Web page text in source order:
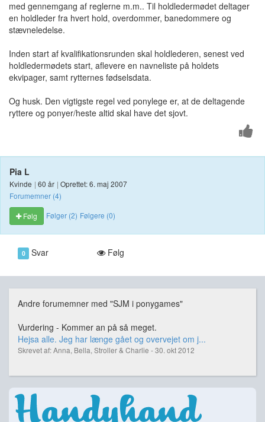
med gennemgang af reglerne m.m.. Til holdledermødet deltager
en holdleder fra hvert hold, overdommer, banedommere og
stævneledelse.
Inden start af kvalifikationsrunden skal holdlederen, senest ved
holdledermødets start, aflevere en navneliste på holdets
ekvipager, samt rytternes fødselsdata.
Og husk. Den vigtigste regel ved ponylege er, at de deltagende
ryttere og ponyer/heste altid skal have det sjovt.
Pia L
Kvinde | 60 år | Oprettet: 6. maj 2007
Forumemner (4)
Følg
Følger (2) Følgere (0)
0 Svar Følg
Andre forumemner med "SJM i ponygames"
Vurdering - Kommer an på så meget.
Hejsa alle. Jeg har længe gået og overvejet om j...
Skrevet af: Anna, Bella, Stroller & Charlie - 30. okt 2012